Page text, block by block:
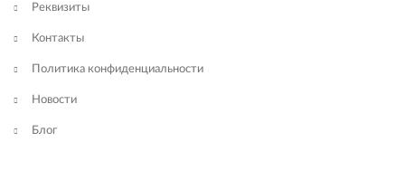
Реквизиты
Контакты
Политика конфиденциальности
Новости
Блог